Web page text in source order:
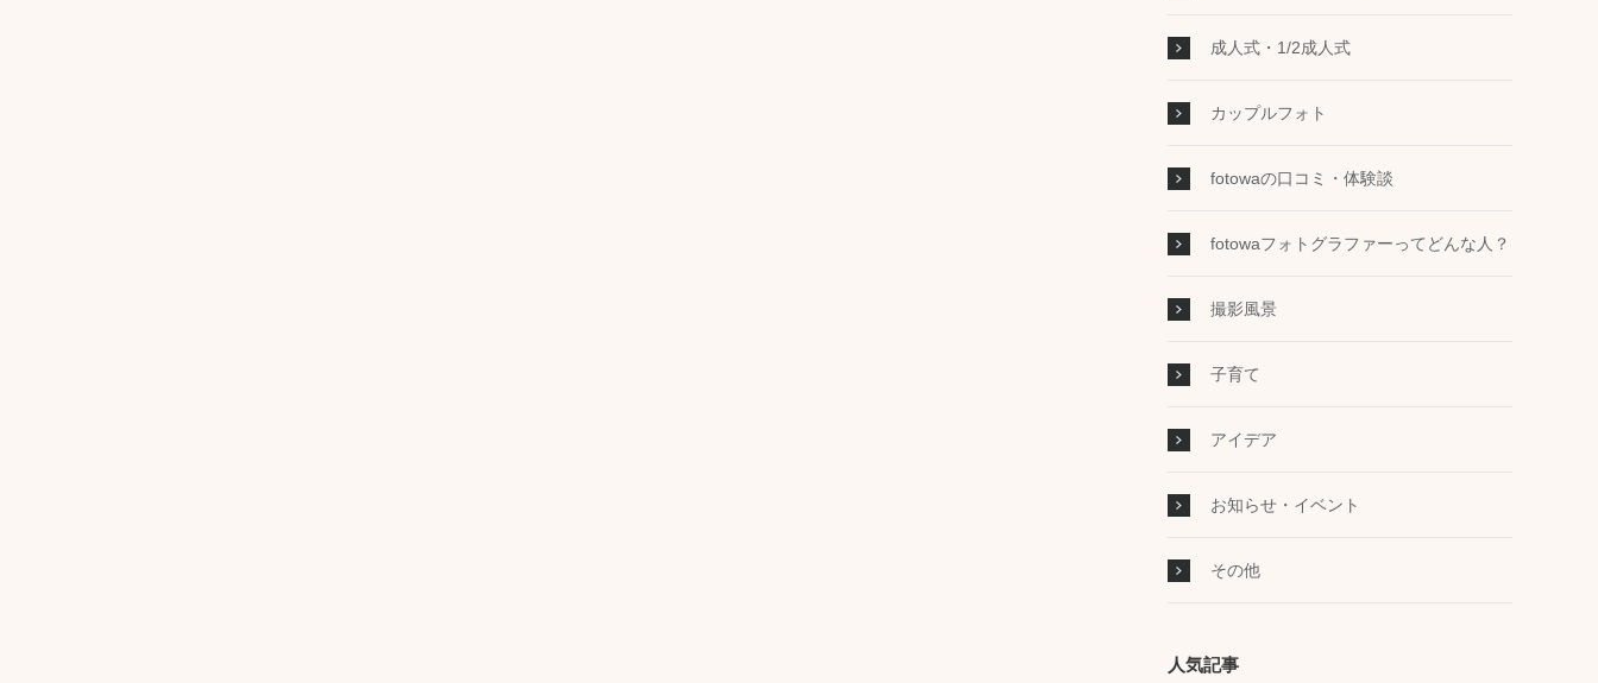
成人式・1/2成人式
カップルフォト
fotowaの口コミ・体験談
fotowaフォトグラファーってどんな人？
撮影風景
子育て
アイデア
お知らせ・イベント
その他
人気記事